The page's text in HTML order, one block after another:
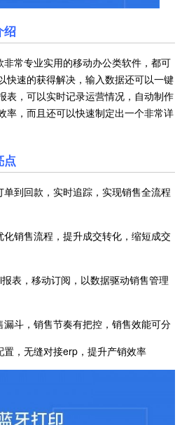
绍
常专业实用的移动办公类软件，都可
快速的获得解决，输入数据还可以一键
表，可以实时记录运营情况，自动制作
率，而且还可以快速制定出一个非常详
点
到回款，实时追踪，实现销售全流程
销售流程，提升成交转化，缩短成交
表，移动订阅，以数据驱动销售管理
斗，销售节奏有把控，销售效能可分
，无缝对接erp，提升产销效率